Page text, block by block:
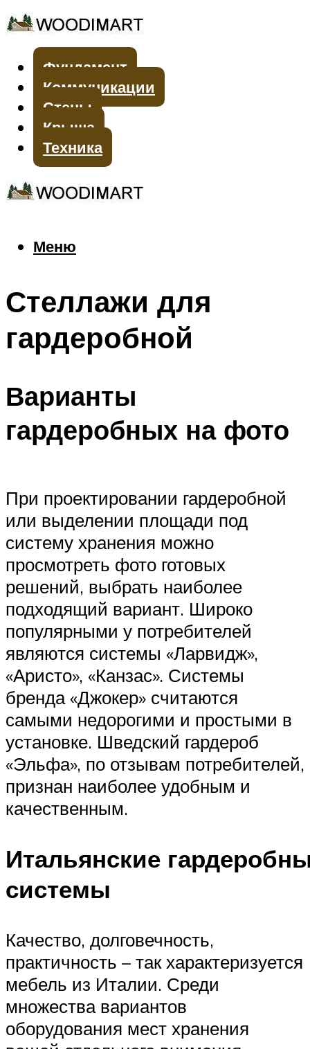
Фундамент
Коммуникации
Стены
Крыша
Техника
Меню
Меню
Стеллажи для
гардеробной
Варианты
гардеробных на фото
При проектировании гардеробной
или выделении площади под
систему хранения можно
просмотреть фото готовых
решений, выбрать наиболее
подходящий вариант. Широко
популярными у потребителей
являются системы «Ларвидж»,
«Аристо», «Канзас». Системы
бренда «Джокер» считаются
самыми недорогими и простыми в
установке. Шведский гардероб
«Эльфа», по отзывам потребителей,
признан наиболее удобным и
качественным.
Итальянские
системы
Качество, долговечность,
практичность – так характеризуется
мебель из Италии. Среди
множества вариантов
оборудования мест хранения